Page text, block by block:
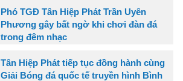
Phó TGĐ Tân Hiệp Phát Trần Uyên
Phương gây bất ngờ khi chơi đàn đá
trong đêm nhạc
Tân Hiệp Phát tiếp tục đồng hành cùng
Giải Bóng đá quốc tế truyền hình Bình